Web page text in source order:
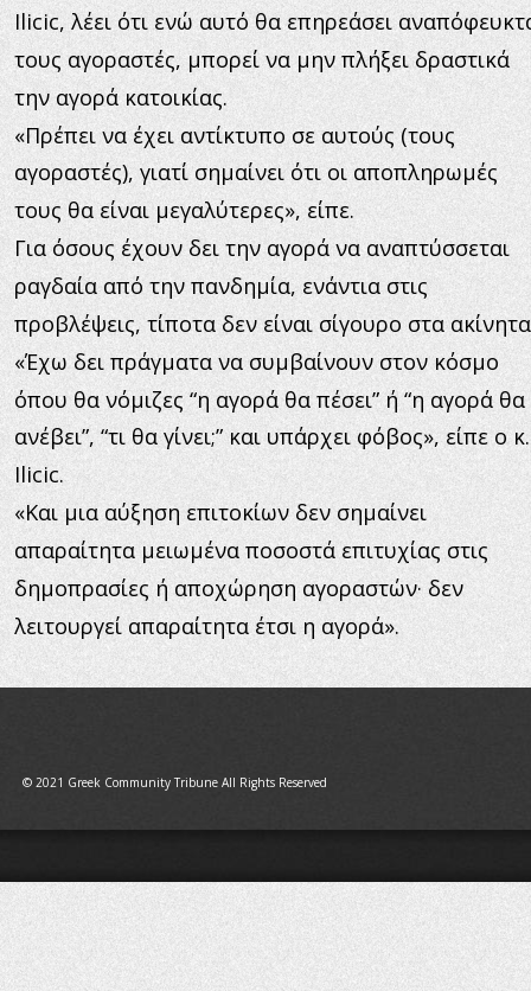
© 2021 Greek Community Tribune All Rights Reserved
Ilicic, λέει ότι ενώ αυτό θα επηρεάσει
τους αγοραστές, μπορεί να μην πλήξει δραστικά
την αγορά κατοικίας.
«Πρέπει να έχει αντίκτυπο σε αυτούς (τους
αγοραστές), γιατί σημαίνει ότι οι αποπληρωμές
τους θα είναι μεγαλύτερες», είπε.
Για όσους έχουν δει την αγορά να αναπτύσσεται
ραγδαία από την πανδημία, ενάντια στις
προβλέψεις, τίποτα δεν είναι σίγουρο στα
«Έχω δει πράγματα να συμβαίνουν στον κόσμο
όπου θα νόμιζες “η αγορά θα πέσει” ή “η αγορά θα
ανέβει”, “τι θα γίνει;” και υπάρχει φόβος», είπε ο
Ilicic.
«Και μια αύξηση επιτοκίων δεν σημαίνει
απαραίτητα μειωμένα ποσοστά επιτυχίας στις
δημοπρασίες ή αποχώρηση αγοραστών· δεν
λειτουργεί απαραίτητα έτσι η αγορά».